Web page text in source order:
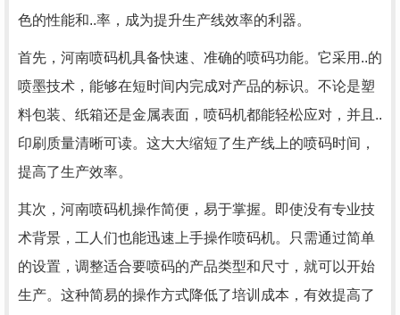
色的性能和..率，成为提升生产线效率的利器。
首先，河南喷码机具备快速、准确的喷码功能。它采用..的
喷墨技术，能够在短时间内完成对产品的标识。不论是塑
料包装、纸箱还是金属表面，喷码机都能轻松应对，并且..
印刷质量清晰可读。这大大缩短了生产线上的喷码时间，
提高了生产效率。
其次，河南喷码机操作简便，易于掌握。即使没有专业技
术背景，工人们也能迅速上手操作喷码机。只需通过简单
的设置，调整适合要喷码的产品类型和尺寸，就可以开始
生产。这种简易的操作方式降低了培训成本，有效提高了